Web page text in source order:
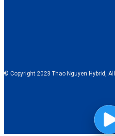
© Copyright 2023 Thao Nguyen Hybrid,